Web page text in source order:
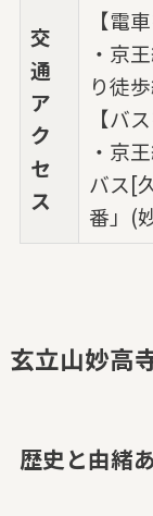
交
通
ア
ク
セ
ス
【電
・京
り徒
【バ
・京
バス[
番」(
玄立山妙高
歴史と由緒